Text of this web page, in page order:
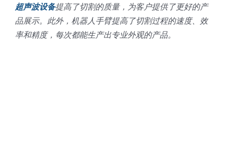
超声波设备提高了切割的质量，为客户提供了更好的产
品展示。此外，机器人手臂提高了切割过程的速度、效
率和精度，每次都能生产出专业外观的产品。